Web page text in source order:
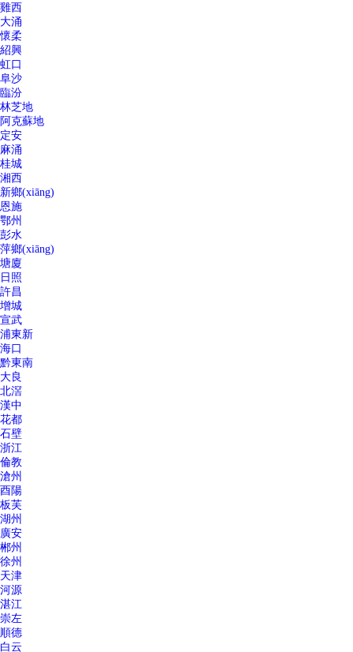
雞西
大涌
懷柔
紹興
虹口
阜沙
臨汾
林芝地
阿克蘇地
定安
麻涌
桂城
湘西
新鄉(xiāng)
恩施
鄂州
彭水
萍鄉(xiāng)
塘廈
日照
許昌
增城
宣武
浦東新
海口
黔東南
大良
北滘
漢中
花都
石壁
浙江
倫教
滄州
酉陽
板芙
湖州
廣安
郴州
徐州
天津
河源
湛江
崇左
順德
白云